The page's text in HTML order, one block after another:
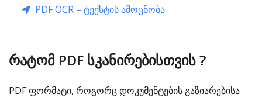
PDF OCR – ტექსტის ამოცნობა
რატომ PDF სკანირებისთვის ?
PDF ფორმატი, როგორც დოკუმენტების გაზიარებისა